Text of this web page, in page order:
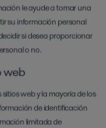
le ayude a tomar una
su información personal
si desea proporcionar
o no.
web
web y la mayoría de los
de identificación
limitada de